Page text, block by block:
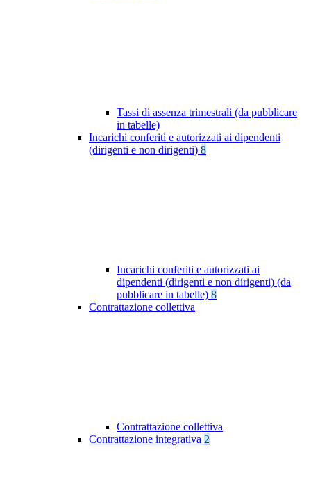
Tassi di assenza trimestrali (da pubblicare
in tabelle)
Incarichi conferiti e autorizzati ai dipendenti
(dirigenti e non dirigenti) 8
Incarichi conferiti e autorizzati ai
dipendenti (dirigenti e non dirigenti) (da
pubblicare in tabelle) 8
Contrattazione collettiva
Contrattazione collettiva
Contrattazione integrativa 2